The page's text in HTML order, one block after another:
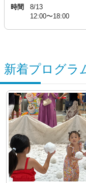
時間
8/13
12:00〜18:00
新着プログラ